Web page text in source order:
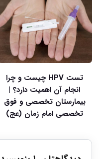
تست HPV چیست و چرا
انجام آن اهمیت دارد؟ |
بیمارستان تخصصی و فوق
تخصصی امام زمان (عج)